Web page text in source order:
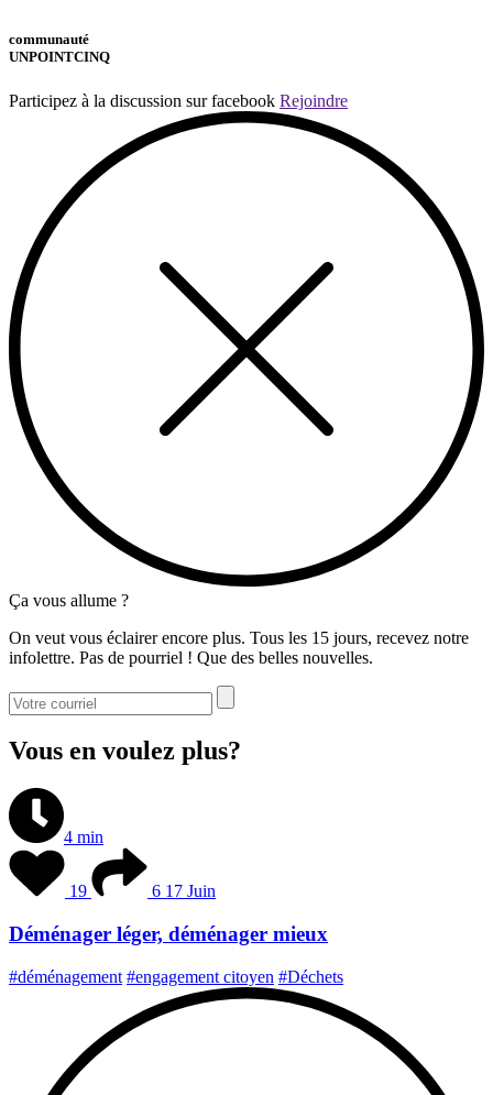
communauté
UNPOINTCINQ
Participez à la discussion sur facebook Rejoindre
Ça vous allume ?
On veut vous éclairer encore plus. Tous les 15 jours, recevez notre
infolettre. Pas de pourriel ! Que des belles nouvelles.
Vous en voulez plus?
4 min
19 6 17 Juin
Déménager léger, déménager mieux
#déménagement #engagement citoyen #Déchets